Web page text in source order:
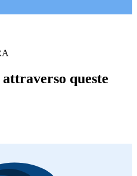
queste